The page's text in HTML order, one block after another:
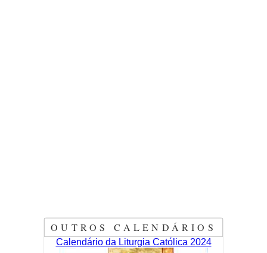
OUTROS CALENDÁRIOS
Calendário da Liturgia Católica 2024